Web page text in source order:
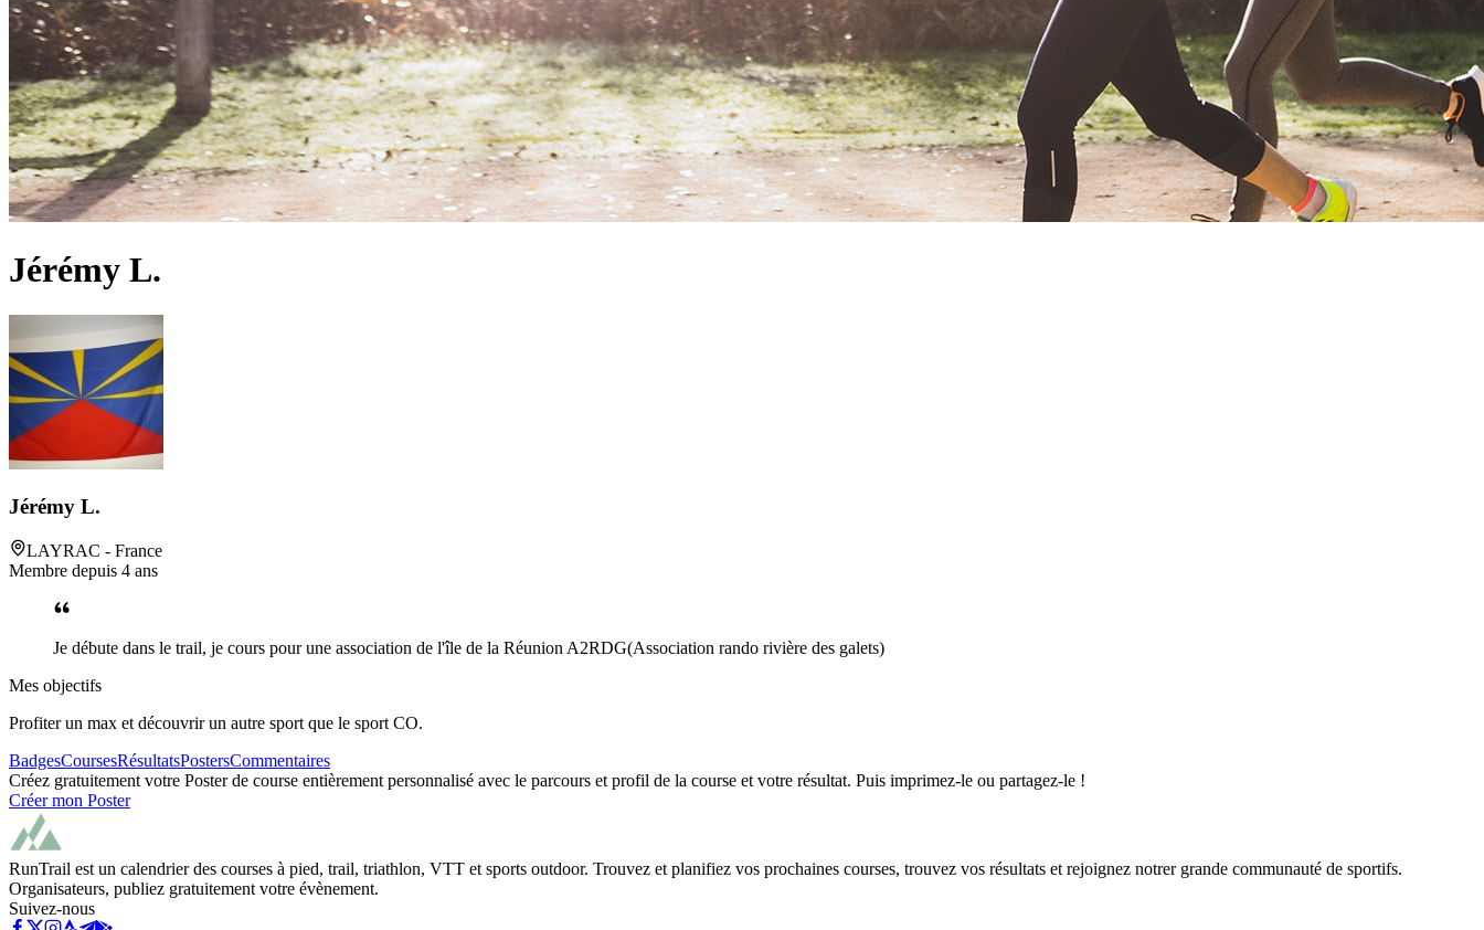
Jérémy L.
Jérémy L.
LAYRAC - France
Membre depuis 4 ans
Je débute dans le trail, je cours pour une association de l'île de la Réunion A2RDG(Association rando rivière des galets)
Mes objectifs
Profiter un max et découvrir un autre sport que le sport CO.
BadgesCoursesRésultatsPostersCommentaires
Créez gratuitement votre Poster de course entièrement personnalisé avec le parcours et profil de la course et votre résultat. Puis imprimez-le ou partagez-le !
Créer mon Poster
RunTrail est un calendrier des courses à pied, trail, triathlon, VTT et sports outdoor. Trouvez et planifiez vos prochaines courses, trouvez vos résultats et rejoignez notrer grande communauté de sportifs.
Organisateurs, publiez gratuitement votre évènement.
Suivez-nous